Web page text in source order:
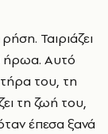
Ταιριάζει
ήρωα. Αυτό
του, τη
τη ζωή του,
έπεσα ξανά